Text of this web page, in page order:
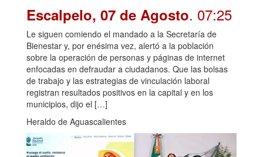
Escalpelo, 07 de Agosto. 07:25
Le siguen comiendo el mandado a la Secretaría de
Bienestar y, por enésima vez, alertó a la población
sobre la operación de personas y páginas de internet
enfocadas en defraudar a ciudadanos. Que las bolsas
de trabajo y las estrategias de vinculación laboral
registran resultados positivos en la capital y en los
municipios, dijo el […]
Heraldo de Aguascalientes